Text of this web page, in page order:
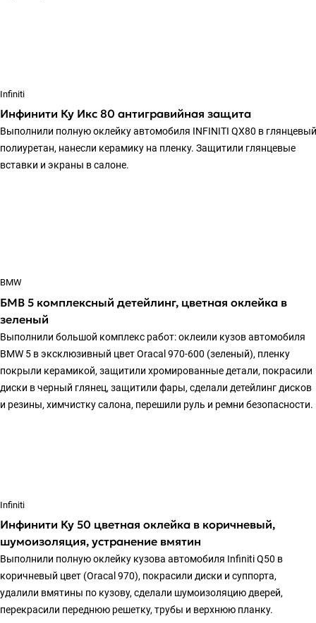
Infiniti
Инфинити Ку Икс 80 антигравийная защита
Выполнили полную оклейку автомобиля INFINITI QX80 в глянцевый
полиуретан, нанесли керамику на пленку. Защитили глянцевые
вставки и экраны в салоне.
BMW
БМВ 5 комплексный детейлинг, цветная оклейка в
зеленый
Выполнили большой комплекс работ: оклеили кузов автомобиля
BMW 5 в эксклюзивный цвет Oracal 970-600 (зеленый), пленку
покрыли керамикой, защитили хромированные детали, покрасили
диски в черный глянец, защитили фары, сделали детейлинг дисков
и резины, химчистку салона, перешили руль и ремни безопасности.
Infiniti
Инфинити Ку 50 цветная оклейка в коричневый,
шумоизоляция, устранение вмятин
Выполнили полную оклейку кузова автомобиля Infiniti Q50 в
коричневый цвет (Oracal 970), покрасили диски и суппорта,
удалили вмятины по кузову, сделали шумоизоляцию дверей,
перекрасили переднюю решетку, трубы и верхнюю планку.